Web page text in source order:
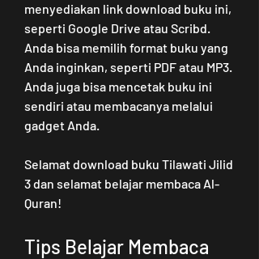
menyediakan link download buku ini,
seperti Google Drive atau Scribd.
Anda bisa memilih format buku yang
Anda inginkan, seperti PDF atau MP3.
Anda juga bisa mencetak buku ini
sendiri atau membacanya melalui
gadget Anda.
Selamat download buku Tilawati Jilid
3 dan selamat belajar membaca Al-
Quran!
Tips Belajar Membaca